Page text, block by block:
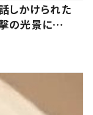
しかけられた
撃の光景に…